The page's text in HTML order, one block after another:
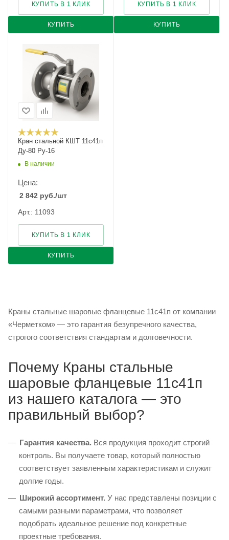
КУПИТЬ
КУПИТЬ В 1 КЛИК
КУПИТЬ
КУПИТЬ В 1 КЛИК
Кран стальной КШТ 11с41п
Ду-80 Ру-16
В наличии
Цена:
2 842 руб./шт
Арт.: 11093
КУПИТЬ
КУПИТЬ В 1 КЛИК
Краны стальные шаровые фланцевые 11с41п от компании
«Черметком» — это гарантия безупречного качества,
строгого соответствия стандартам и долговечности.
Почему Краны стальные
шаровые фланцевые 11с41п
из нашего каталога — это
правильный выбор?
Гарантия качества. Вся продукция проходит строгий
контроль. Вы получаете товар, который полностью
соответствует заявленным характеристикам и служит
долгие годы.
Широкий ассортимент. У нас представлены позиции с
самыми разными параметрами, что позволяет
подобрать идеальное решение под конкретные
проектные требования.